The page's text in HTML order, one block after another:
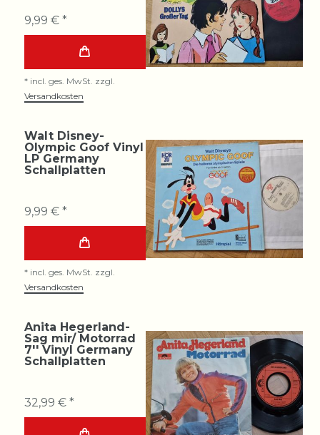
9,99 € *
* incl. ges. MwSt. zzgl.
Versandkosten
Walt Disney-
Olympic Goof Vinyl
LP Germany
Schallplatten
9,99 € *
* incl. ges. MwSt. zzgl.
Versandkosten
Anita Hegerland-
Sag mir/ Motorrad
7'' Vinyl Germany
Schallplatten
32,99 € *